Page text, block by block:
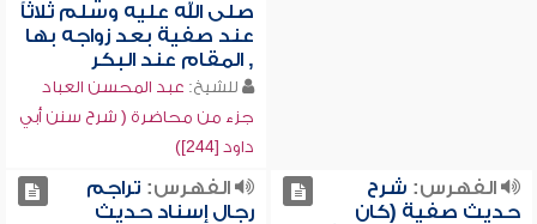
صلى الله عليه وسلم ثلاثاً
عند صفية بعد زواجه بها
, المقام عند البكر
للشيخ: عبد المحسن العباد
جزء من محاضرة ( شرح سنن أبي
داود [244])
الفهرس: شرح
حديث صفية (كان
الفهرس: تراجم
رجال إسناد حديث